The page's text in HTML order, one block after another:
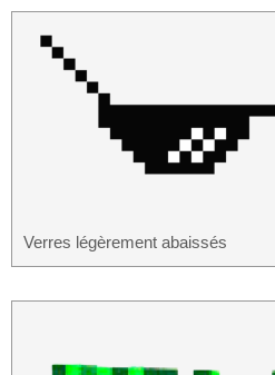
Verres légèrement abaissés